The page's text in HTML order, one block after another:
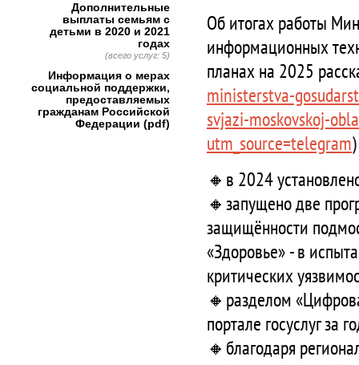
Об итогах работы
информационных
планах на 2025
ministerstva-
svjazi-moskovskoj-
utm_source=telegram
🔸в 2024
🔸запущено две
защищённости
«Здоровье» - в
критических
🔸разделом
портале госуслуг за
🔸благодаря
Дополнительные
выплаты семьям с
детьми в 2020 и 2021
годах
(всего услуг: 5)
Информация о мерах
социальной поддержки,
предоставляемых
гражданам Российской
Федерации (pdf)